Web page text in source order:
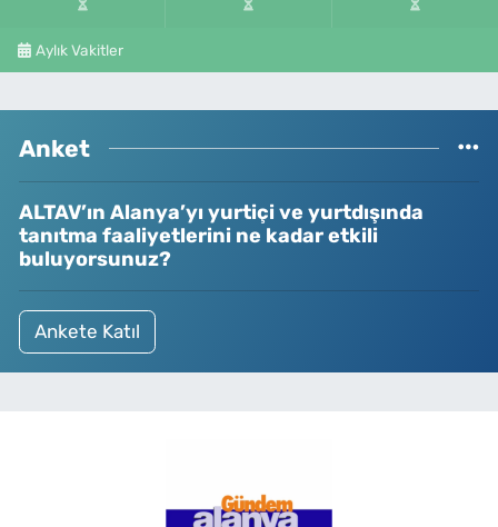
Aylık Vakitler
Anket
ALTAV’ın Alanya’yı yurtiçi ve yurtdışında
tanıtma faaliyetlerini ne kadar etkili
buluyorsunuz?
Ankete Katıl